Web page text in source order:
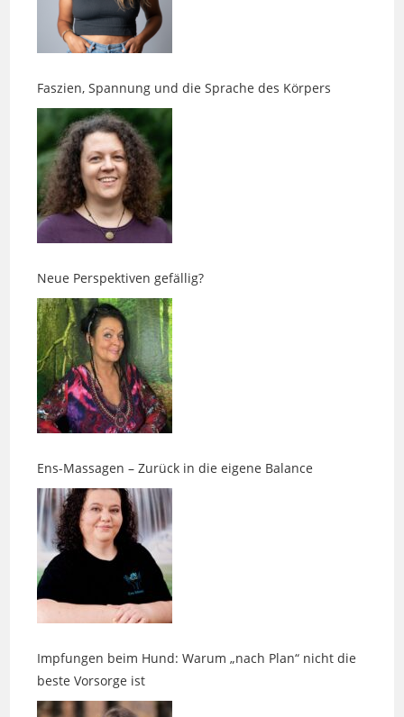
Faszien, Spannung und die Sprache des Körpers
Neue Perspektiven gefällig?
Ens-Massagen – Zurück in die eigene Balance
Impfungen beim Hund: Warum „nach Plan“ nicht die